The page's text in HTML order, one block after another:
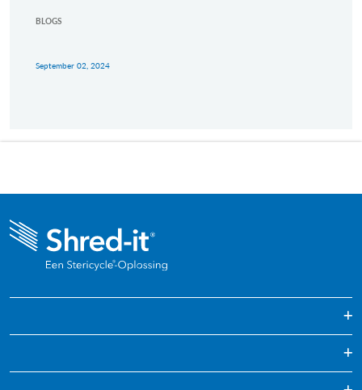
BLOGS
September 02, 2024
Archiefvernietiging
Regelmatig gepland papier versnipperen